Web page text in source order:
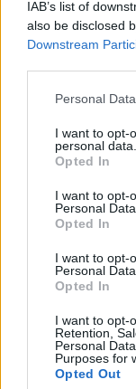
IAB’s list of
also be disclosed
Downstream
Please note that
not limited to your
grant or deny
use your data for
consent section.
Personal
I want to opt-
personal data.
Opted In
I want to opt-
Personal Data.
Opted In
I want to opt-
Personal
Opted In
I want to opt-
Retention,
Personal
Purposes for
Opted Out
Δεν ήταν μόνο
που οδήγησε
στις Σέρρες
μητέρα και γιο -
του